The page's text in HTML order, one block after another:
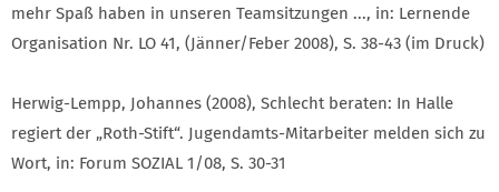
mehr Spaß haben in unseren Teamsitzungen ..., in: Lernende
Organisation Nr. LO 41, (Jänner/Feber 2008), S. 38-43 (im Druck)
Herwig-Lempp, Johannes (2008), Schlecht beraten: In Halle
regiert der „Roth-Stift“. Jugendamts-Mitarbeiter melden sich zu
Wort, in: Forum SOZIAL 1/08, S. 30-31